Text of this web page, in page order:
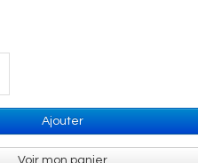
Ajouter